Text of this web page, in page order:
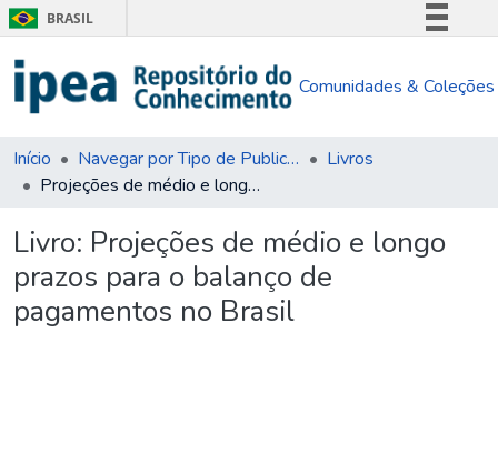
BRASIL
Comunica BR
Acesso à informação
Comunidades & Coleções
Início Navegar por Tipo de Publicação
Livros
Projeções de médio e longo prazos para o balanço de pagamentos no Brasil
Livro: Projeções de médio e longo
prazos para o balanço de
pagamentos no Brasil